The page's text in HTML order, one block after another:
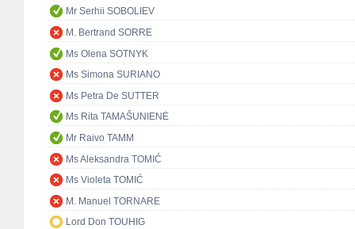
Mr Serhii SOBOLIEV
M. Bertrand SORRE
Ms Olena SOTNYK
Ms Simona SURIANO
Ms Petra De SUTTER
Ms Rita TAMAŠUNIENĖ
Mr Raivo TAMM
Ms Aleksandra TOMIĆ
Ms Violeta TOMIĆ
M. Manuel TORNARE
Lord Don TOUHIG